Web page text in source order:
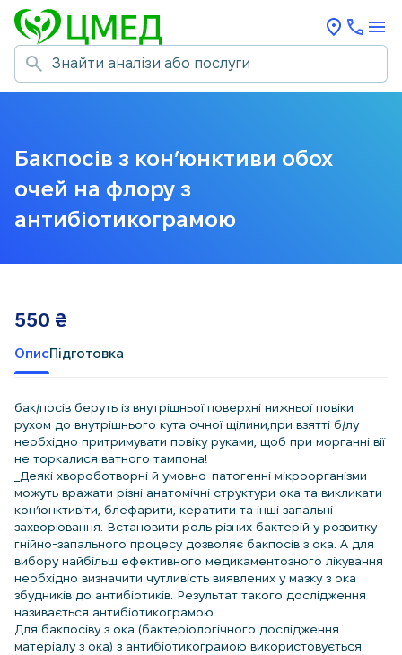
Бакпосів з кон’юнктиви обох
очей на флору з
антибіотикограмою
ОписПідготовка
бак/посів беруть із внутрішньої поверхні нижньої повіки
рухом до внутрішнього кута очної щілини,при взятті б/лу
необхідно притримувати повіку руками, щоб при морганні вії
не торкалися ватного тампона!
_Деякі хвороботворні й умовно-патогенні мікроорганізми
можуть вражати різні анатомічні структури ока та викликати
кон’юнктивіти, блефарити, кератити та інші запальні
захворювання. Встановити роль різних бактерій у розвитку
гнійно-запального процесу дозволяє бакпосів з ока. А для
вибору найбільш ефективного медикаментозного лікування
необхідно визначити чутливість виявлених у мазку з ока
збудників до антибіотиків. Результат такого дослідження
називається антибіотикограмою.
Для бакпосіву з ока (бактеріологічного дослідження
матеріалу з ока) з антибіотикограмою використовується
550 ₴